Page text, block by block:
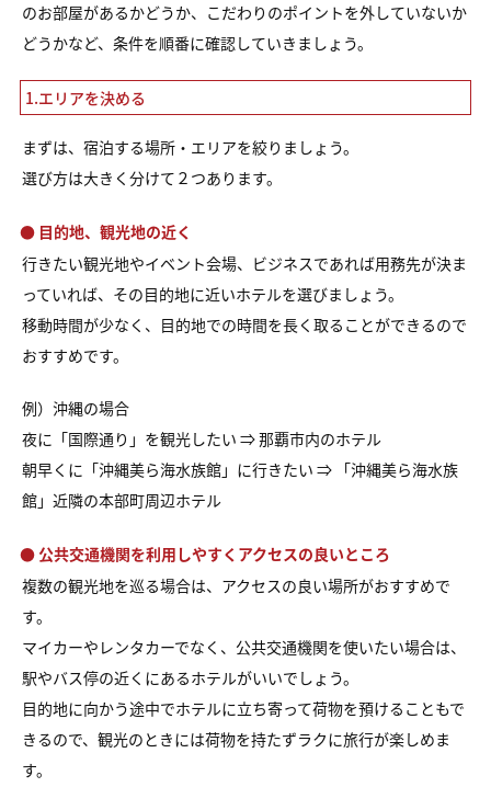
のお部屋があるかどうか、こだわりのポイントを外していないか
どうかなど、条件を順番に確認していきましょう。
1.エリアを決める
まずは、宿泊する場所・エリアを絞りましょう。
選び方は大きく分けて２つあります。
● 目的地、観光地の近く
行きたい観光地やイベント会場、ビジネスであれば用務先が決ま
っていれば、その目的地に近いホテルを選びましょう。
移動時間が少なく、目的地での時間を長く取ることができるので
おすすめです。
例）沖縄の場合
夜に「国際通り」を観光したい ⇒ 那覇市内のホテル
朝早くに「沖縄美ら海水族館」に行きたい ⇒ 「沖縄美ら海水族
館」近隣の本部町周辺ホテル
● 公共交通機関を利用しやすくアクセスの良いところ
複数の観光地を巡る場合は、アクセスの良い場所がおすすめで
す。
マイカーやレンタカーでなく、公共交通機関を使いたい場合は、
駅やバス停の近くにあるホテルがいいでしょう。
目的地に向かう途中でホテルに立ち寄って荷物を預けることもで
きるので、観光のときには荷物を持たずラクに旅行が楽しめま
す。